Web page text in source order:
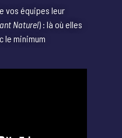
vos équipes leur
Naturel) : là où elles
le minimum